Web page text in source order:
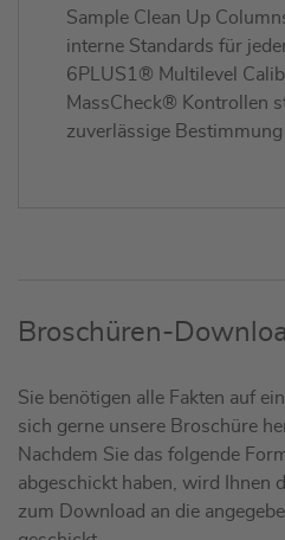
Sample Clean Up
interne Standards für
6PLUS1® Multilevel
MassCheck® Kontrollen
zuverlässige
Broschüren-
Sie benötigen alle Fakten auf
sich gerne unsere Broschüre
Nachdem Sie das folgende
abgeschickt haben, wird Ihnen
zum Download an die